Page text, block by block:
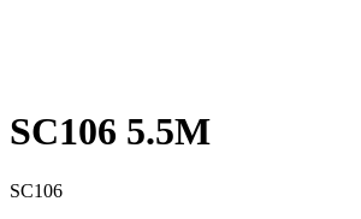
SC106 5.5M
SC106